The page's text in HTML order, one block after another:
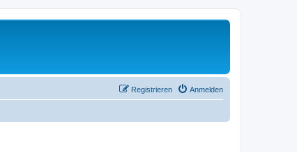
Anmelden
Registrieren